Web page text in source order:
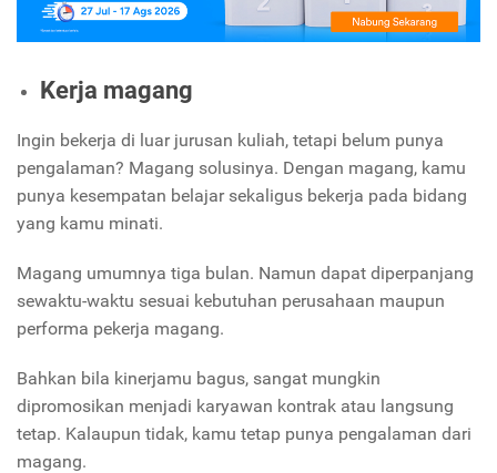
Kerja magang
Ingin bekerja di luar jurusan kuliah, tetapi belum punya
pengalaman? Magang solusinya. Dengan magang, kamu
punya kesempatan belajar sekaligus bekerja pada bidang
yang kamu minati.
Magang umumnya tiga bulan. Namun dapat diperpanjang
sewaktu-waktu sesuai kebutuhan perusahaan maupun
performa pekerja magang.
Bahkan bila kinerjamu bagus, sangat mungkin
dipromosikan menjadi karyawan kontrak atau langsung
tetap. Kalaupun tidak, kamu tetap punya pengalaman dari
magang.